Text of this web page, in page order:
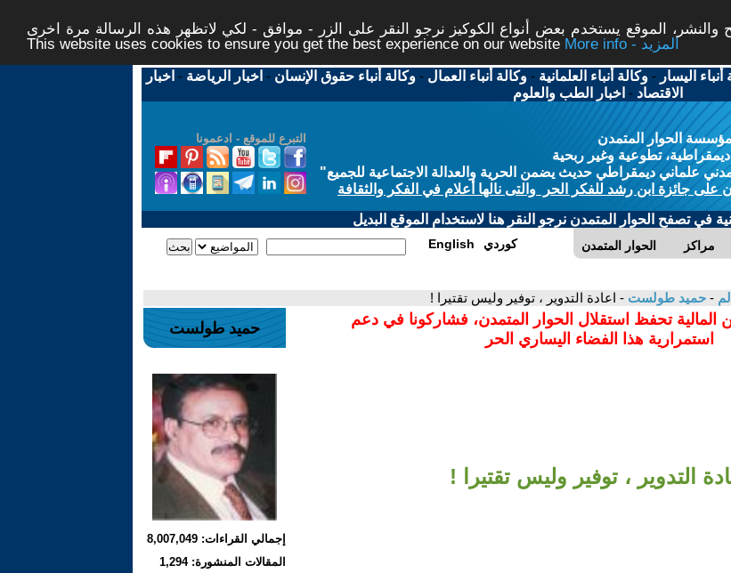
الموقع يستخدم بعض أنواع الكوكيز نرجو النقر على الزر - موافق - لكي لاتظهر هذه الرسالة مرة اخرى -
This website uses cookies to ensure you get the best experience on our website
More info - المزيد
أنباء اليسار -وكالة أنباء العلمانية -وكالة أنباء العمال -وكالة أنباء حقوق الإنسان - اخبار الرياضة - اخبار
الاقتصاد - اخبار الطب والعلوم
التبرع للموقع - ادعمونا
الحوار المتمدن
ديمقراطية، تطوعية وغير ربحية
علماني ديمقراطي حديث يضمن الحرية والعدالة الاجتماعية للجميع"
على جائزة ابن رشد للفكر الحر والتى نالها أعلام في الفكر والثقافة
في تصفح الحوار المتمدن نرجو النقر هنا لاستخدام الموقع البديل
الحوار المتمدن مراكز English كوردي
- حميد طولست - اعادة التدوير ، توفير وليس تقتيرا !
المالية تحفظ استقلال الحوار المتمدن، فشاركونا في دعم
استمرارية هذا الفضاء اليساري الحر
التدوير ، توفير وليس تقتيرا !
حميد طولست
إجمالي القراءات: 8,007,049
المقالات المنشورة: 1,294